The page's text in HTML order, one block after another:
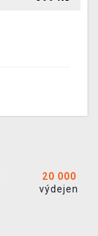
20 000
výdejen